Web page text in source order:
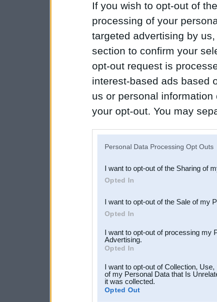
If you wish to opt-out of
processing of your
targeted advertising by
section to confirm your
opt-out request is
interest-based ads based
us or personal
your opt-out. You may
Downstream Participants
third parties.
Personal Data Processing Opt Outs
I want to opt-out of the Sharing of
Opted In
I want to opt-out of the Sale of my
Opted In
I want to opt-out of processing my
Advertising.
Opted In
I want to opt-out of Collection,
of my Personal Data that Is
it was collected.
Opted Out